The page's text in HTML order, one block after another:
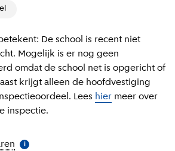
De school is recent niet
Mogelijk is er nog geen
omdat de school net is opgericht of
krijgt alleen de hoofdvestiging
Lees hier meer over
inspectie.
Meer informatie
i